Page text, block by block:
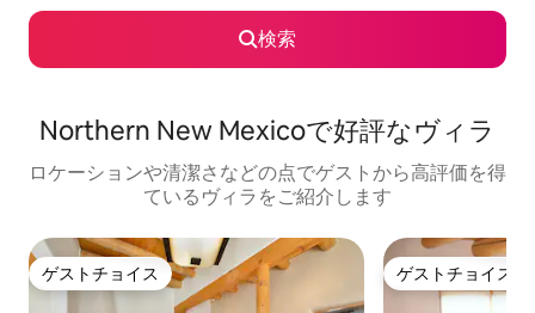
検索
Northern New Mexicoで好評なヴィラ
ロケーションや清潔さなどの点でゲストから高評価を得
ているヴィラをご紹介します
ゲストチョイス
ゲストチョイス ゲストチョイス
ゲストチョイス